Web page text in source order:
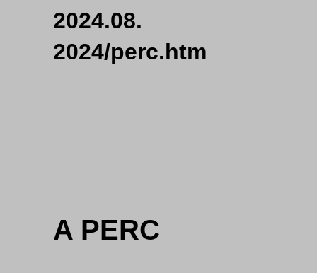
2024.08.
2024/
A PERC